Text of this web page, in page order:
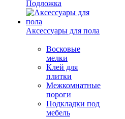
Подложка
Аксессуары для пола
Восковые
мелки
Клей для
плитки
Межкомнатные
пороги
Подкладки под
мебель